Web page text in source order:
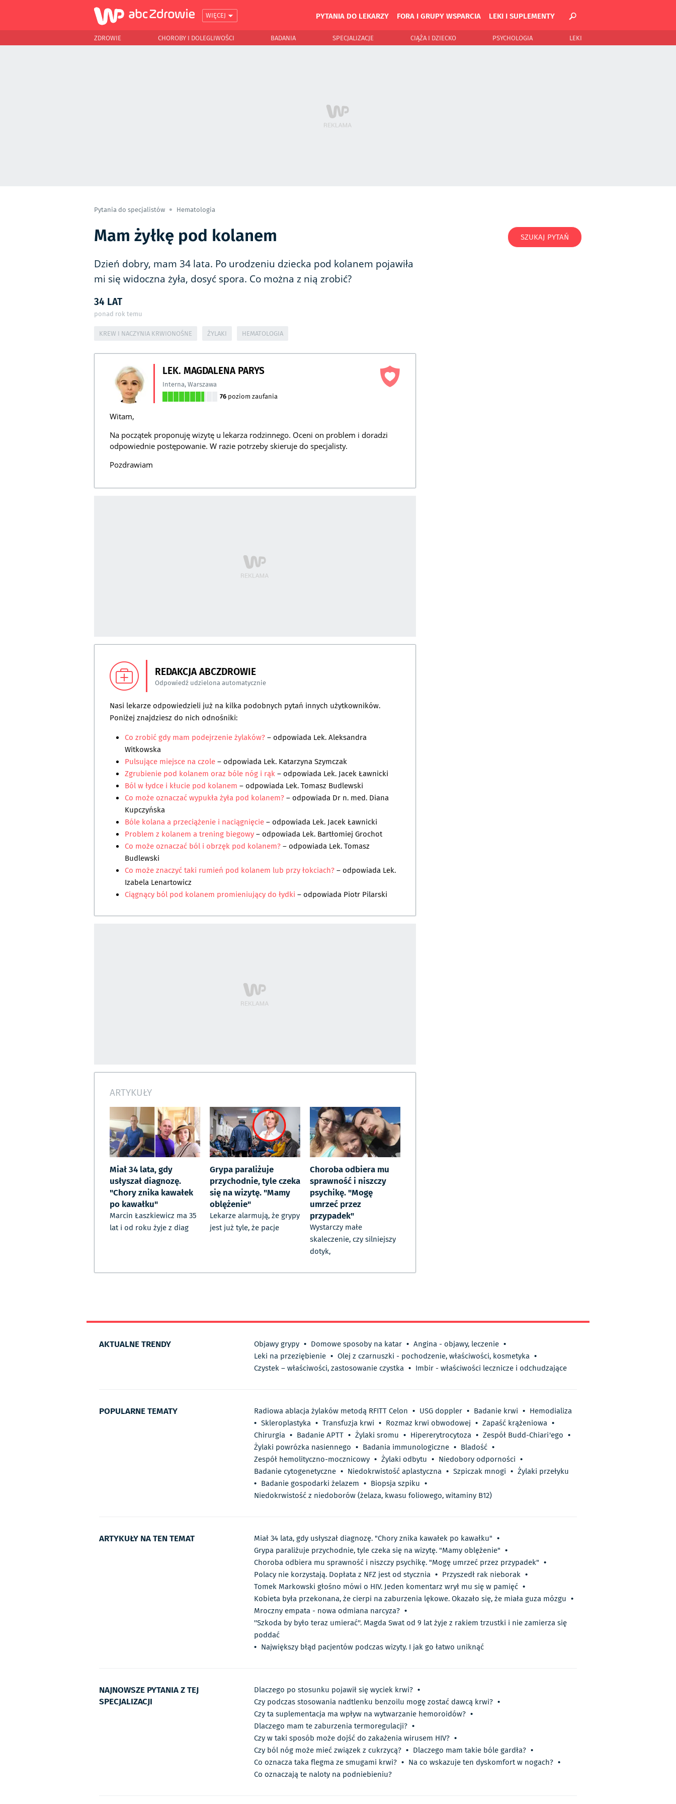
WIĘCEJ PYTANIA DO LEKARZY FORA I GRUPY WSPARCIA LEKI I SUPLEMENTY
ZDROWIE CHOROBY I DOLEGLIWOŚCI BADANIA SPECJALIZACJE CIĄŻA I DZIECKO PSYCHOLOGIA LEKI
Pytania do specjalistów Hematologia
Mam żyłkę pod kolanem
Dzień dobry, mam 34 lata. Po urodzeniu dziecka pod kolanem pojawiła
mi się widoczna żyła, dosyć spora. Co można z nią zrobić?
34 LAT
ponad rok temu
KREW I NACZYNIA KRWIONOŚNE ŻYLAKI HEMATOLOGIA
LEK. MAGDALENA PARYS
Interna,Warszawa
76 poziom zaufania
Witam,
Na początek proponuję wizytę u lekarza rodzinnego. Oceni on problem i doradzi
odpowiednie postępowanie. W razie potrzeby skieruje do specjalisty.
Pozdrawiam
REDAKCJA ABCZDROWIE
Odpowiedź udzielona automatycznie
Nasi lekarze odpowiedzieli już na kilka podobnych pytań innych użytkowników.
Poniżej znajdziesz do nich odnośniki:
Co zrobić gdy mam podejrzenie żylaków?– odpowiada Lek. Aleksandra
Witkowska
Pulsujące miejsce na czole– odpowiada Lek. Katarzyna Szymczak
Zgrubienie pod kolanem oraz bóle nóg i rąk– odpowiada Lek. Jacek Ławnicki
Ból w łydce i kłucie pod kolanem – odpowiada Lek. Tomasz Budlewski
Co może oznaczać wypukła żyła pod kolanem?– odpowiada Dr n. med. Diana
Kupczyńska
Bóle kolana a przeciążenie i naciągnięcie– odpowiada Lek. Jacek Ławnicki
Problem z kolanem a trening biegowy– odpowiada Lek. Bartłomiej Grochot
Co może oznaczać ból i obrzęk pod kolanem?– odpowiada Lek. Tomasz
Budlewski
Co może znaczyć taki rumień pod kolanem lub przy łokciach?– odpowiada Lek.
Izabela Lenartowicz
Ciągnący ból pod kolanem promieniujący do łydki – odpowiada Piotr Pilarski
ARTYKUŁY
Miał 34 lata, gdy
usłyszał diagnozę.
"Chory znika kawałek
po kawałku"
Marcin Łaszkiewicz ma 35
lat i od roku żyje z diag
Grypa paraliżuje
przychodnie, tyle czeka
się na wizytę. "Mamy
oblężenie"
Lekarze alarmują, że grypy
jest już tyle, że pacje
Choroba odbiera mu
sprawność i niszczy
psychikę. "Mogę
umrzeć przez
przypadek"
Wystarczy małe
skaleczenie, czy silniejszy
dotyk,
SZUKAJ PYTAŃ
AKTUALNE TRENDY Objawy grypy • Domowe sposoby na katar • Angina - objawy, leczenie •
Leki na przeziębienie • Olej z czarnuszki - pochodzenie, właściwości, kosmetyka •
Czystek – właściwości, zastosowanie czystka • Imbir - właściwości lecznicze i odchudzające
POPULARNE TEMATY Radiowa ablacja żylaków metodą RFITT Celon • USG doppler • Badanie krwi • Hemodializa
• Skleroplastyka • Transfuzja krwi • Rozmaz krwi obwodowej • Zapaść krążeniowa •
Chirurgia • Badanie APTT • Żylaki sromu • Hipererytrocytoza • Zespół Budd-Chiari'ego •
Żylaki powrózka nasiennego • Badania immunologiczne • Bladość •
Zespół hemolityczno-mocznicowy • Żylaki odbytu • Niedobory odporności •
Badanie cytogenetyczne • Niedokrwistość aplastyczna • Szpiczak mnogi • Żylaki przełyku
• Badanie gospodarki żelazem • Biopsja szpiku •
Niedokrwistość z niedoborów (żelaza, kwasu foliowego, witaminy B12)
ARTYKUŁY NA TEN TEMAT Miał 34 lata, gdy usłyszał diagnozę. "Chory znika kawałek po kawałku" •
Grypa paraliżuje przychodnie, tyle czeka się na wizytę. "Mamy oblężenie" •
Choroba odbiera mu sprawność i niszczy psychikę. "Mogę umrzeć przez przypadek" •
Polacy nie korzystają. Dopłata z NFZ jest od stycznia • Przyszedł rak nieborak •
Tomek Markowski głośno mówi o HIV. Jeden komentarz wrył mu się w pamięć •
Kobieta była przekonana, że cierpi na zaburzenia lękowe. Okazało się, że miała guza mózgu •
Mroczny empata - nowa odmiana narcyza? •
''Szkoda by było teraz umierać''. Magda Swat od 9 lat żyje z rakiem trzustki i nie zamierza się
poddać
• Największy błąd pacjentów podczas wizyty. I jak go łatwo uniknąć
NAJNOWSZE PYTANIA Z TEJ
SPECJALIZACJI
Dlaczego po stosunku pojawił się wyciek krwi? •
Czy podczas stosowania nadtlenku benzoilu mogę zostać dawcą krwi? •
Czy ta suplementacja ma wpływ na wytwarzanie hemoroidów? •
Dlaczego mam te zaburzenia termoregulacji? •
Czy w taki sposób może dojść do zakażenia wirusem HIV? •
Czy ból nóg może mieć związek z cukrzycą? • Dlaczego mam takie bóle gardła? •
Co oznacza taka flegma ze smugami krwi? • Na co wskazuje ten dyskomfort w nogach? •
Co oznaczają te naloty na podniebieniu?